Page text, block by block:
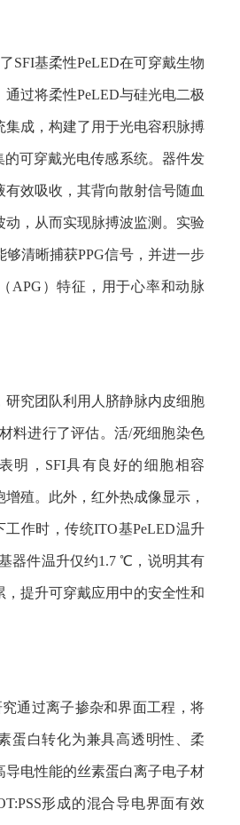
SFI基柔性PeLED在可穿戴生物
通过将柔性PeLED与硅光电二极
集成，构建了用于光电容积脉搏
的可穿戴光电传感系统。器件发
有效吸收，其背向散射信号随血
动，从而实现脉搏波监测。实验
够清晰捕获PPG信号，并进一步
APG ）特征，用于心率和动脉
研究团队利用人脐静脉内皮细胞
材料进行了评估。活/死细胞染色
明， SFI具有良好的细胞相容
殖。此外，红外热成像显示，
工作时，传统ITO基PeLED温升
器件温升仅约1.7 ℃ ，说明其有
，提升可穿戴应用中的安全性和
通过离子掺杂和界面工程，将
蛋白转化为兼具高透明性、柔
导电性能的丝素蛋白离子电子材
形成的混合导电界面有效